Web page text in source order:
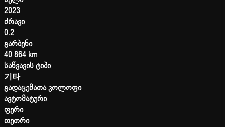
2023
ძრავი
0.2
გარბენი
40 864 km
საწვავის ტიპი
기타
გადაცემათა კოლოფი
ავტომატური
ფერი
თეთრი